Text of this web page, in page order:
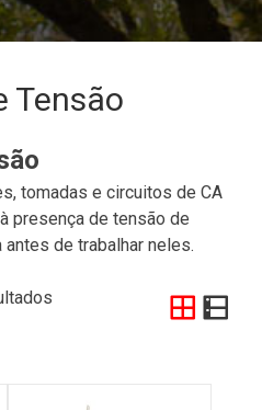
Tensão
tomadas e circuitos de CA
presença de tensão de
de trabalhar neles.